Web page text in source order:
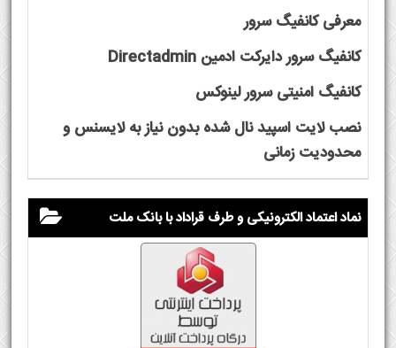
معرفی کانفیگ سرور
کانفیگ سرور دایرکت ادمین Directadmin
کانفیگ امنیتی سرور لینوکس
نصب لایت اسپید نال شده بدون نیاز به لایسنس و
محدودیت زمانی
نماد اعتماد الکترونیکی و طرف قراداد با بانک ملت